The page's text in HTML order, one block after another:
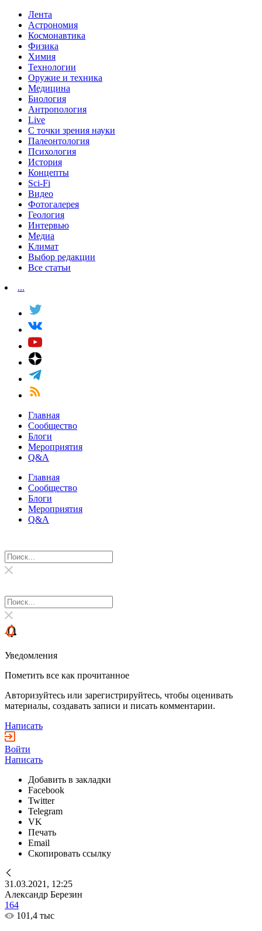
Лента
Астрономия
Космонавтика
Физика
Химия
Технологии
Оружие и техника
Медицина
Биология
Антропология
Live
С точки зрения науки
Палеонтология
Психология
История
Концепты
Sci-Fi
Видео
Фотогалерея
Геология
Интервью
Медиа
Климат
Выбор редакции
Все статьи
...
Главная
Сообщество
Блоги
Мероприятия
Q&A
Главная
Сообщество
Блоги
Мероприятия
Q&A
Уведомления
Пометить все как прочитанное
Авторизуйтесь или зарегистрируйтесь, чтобы оценивать
материалы, создавать записи и писать комментарии.
Написать
Войти
Написать
Добавить в закладки
Facebook
Twitter
Telegram
VK
Печать
Email
Скопировать ссылку
31.03.2021, 12:25
Александр Березин
164
101,4 тыс